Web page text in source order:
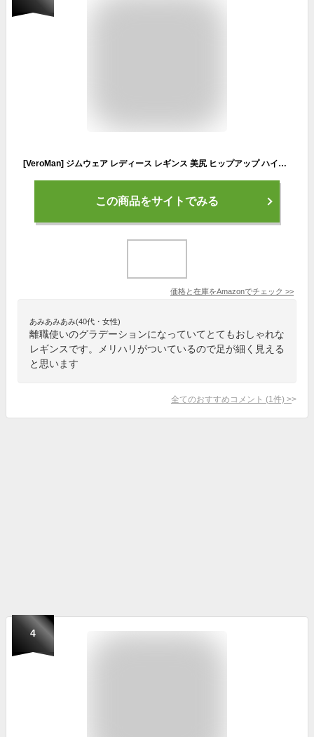
[VeroMan] ジムウェア レディース レギンス 美尻 ヒップアップ ハイウエスト グラデーション ppi-lef11 (ピンク,L)
この商品をサイトでみる
価格と在庫をAmazonでチェック >>
あみあみあみ(40代・女性)
離職使いのグラデーションになっていてとてもおしゃれな
レギンスです。メリハリがついているので足が細く見える
と思います
全てのおすすめコメント (1 件) >
4